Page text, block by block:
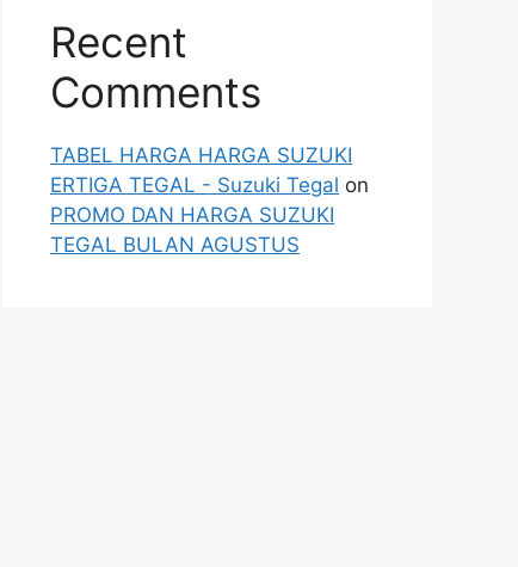
Recent
Comments
TABEL HARGA HARGA SUZUKI
ERTIGA TEGAL - Suzuki Tegal on
PROMO DAN HARGA SUZUKI
TEGAL BULAN AGUSTUS